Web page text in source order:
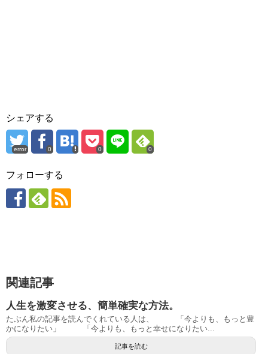
シェアする
error 0 0 0
フォローする
関連記事
人生を激変させる、簡単確実な方法。
たぶん私の記事を読んでくれている人は、 「今よりも、もっと豊
かになりたい」 「今よりも、もっと幸せになりたい...
記事を読む